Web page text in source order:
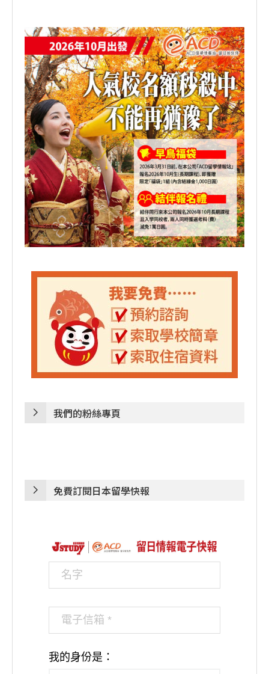
我們的粉絲專頁
免費訂閱日本留學快報
我的身份是：